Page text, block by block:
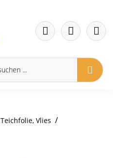
Teichfolie, Vlies /